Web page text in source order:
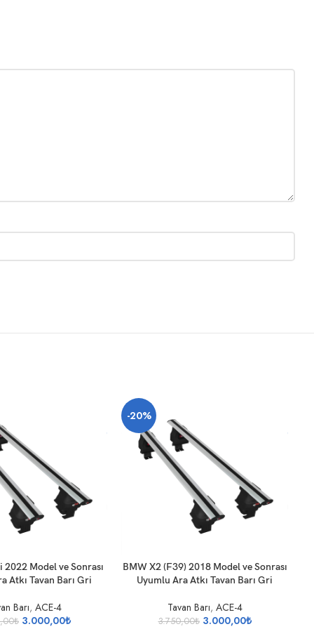
2022 Model ve Sonrası
Atkı Tavan Barı Gri
Barı, ACE-4
₺ 3.000,00₺
-20%
SEPETE EKLE
BMW X2 (F39) 2018 Model ve Sonrası
Uyumlu Ara Atkı Tavan Barı Gri
Tavan Barı, ACE-4
3.750,00₺ 3.000,00₺